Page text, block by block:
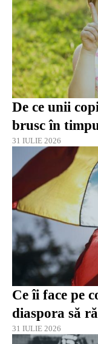
De ce unii
brusc în
31 IULIE 2026
Ce îi face pe
diaspora să
31 IULIE 2026